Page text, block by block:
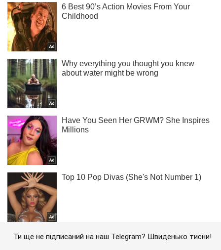
Ти ще не підписаний на наш Telegram? Швиденько тисни!